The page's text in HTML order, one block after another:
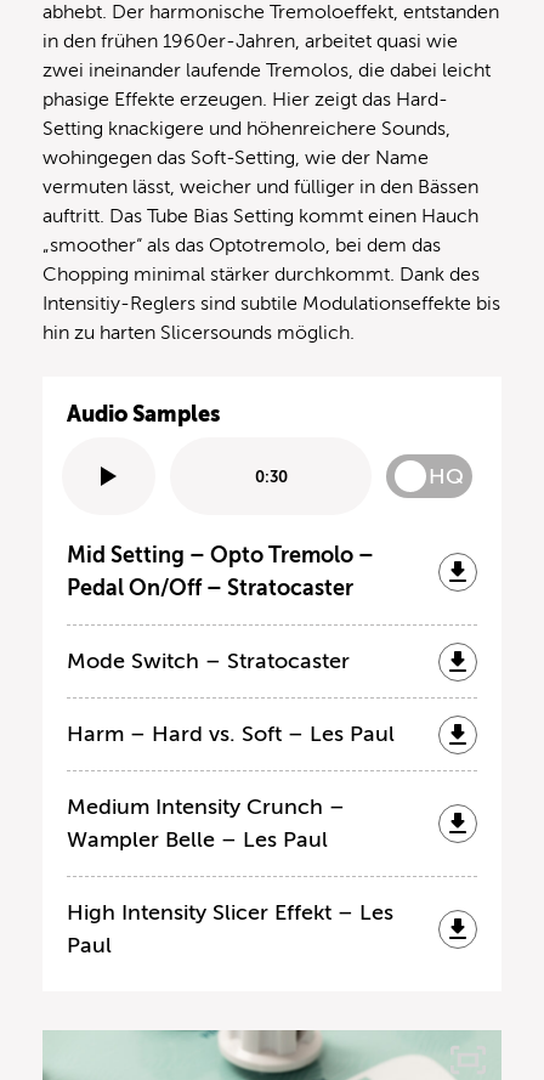
abhebt. Der harmonische Tremoloeffekt, entstanden
in den frühen 1960er-Jahren, arbeitet quasi wie
zwei ineinander laufende Tremolos, die dabei leicht
phasige Effekte erzeugen. Hier zeigt das Hard-
Setting knackigere und höhenreichere Sounds,
wohingegen das Soft-Setting, wie der Name
vermuten lässt, weicher und fülliger in den Bässen
auftritt. Das Tube Bias Setting kommt einen Hauch
„smoother“ als das Optotremolo, bei dem das
Chopping minimal stärker durchkommt. Dank des
Intensitiy-Reglers sind subtile Modulationseffekte bis
hin zu harten Slicersounds möglich.
Audio Samples
0:30 HQ
Mid Setting – Opto Tremolo –
Pedal On/Off – Stratocaster
Mode Switch – Stratocaster
Harm – Hard vs. Soft – Les Paul
Medium Intensity Crunch –
Wampler Belle – Les Paul
High Intensity Slicer Effekt – Les
Paul